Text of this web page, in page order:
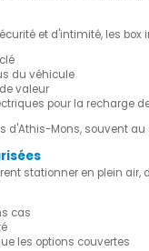
et d'intimité, les
du véhicule
valeur
pour la recharge
d'Athis-Mons, souvent
stationner en plein
cas
les options couvertes